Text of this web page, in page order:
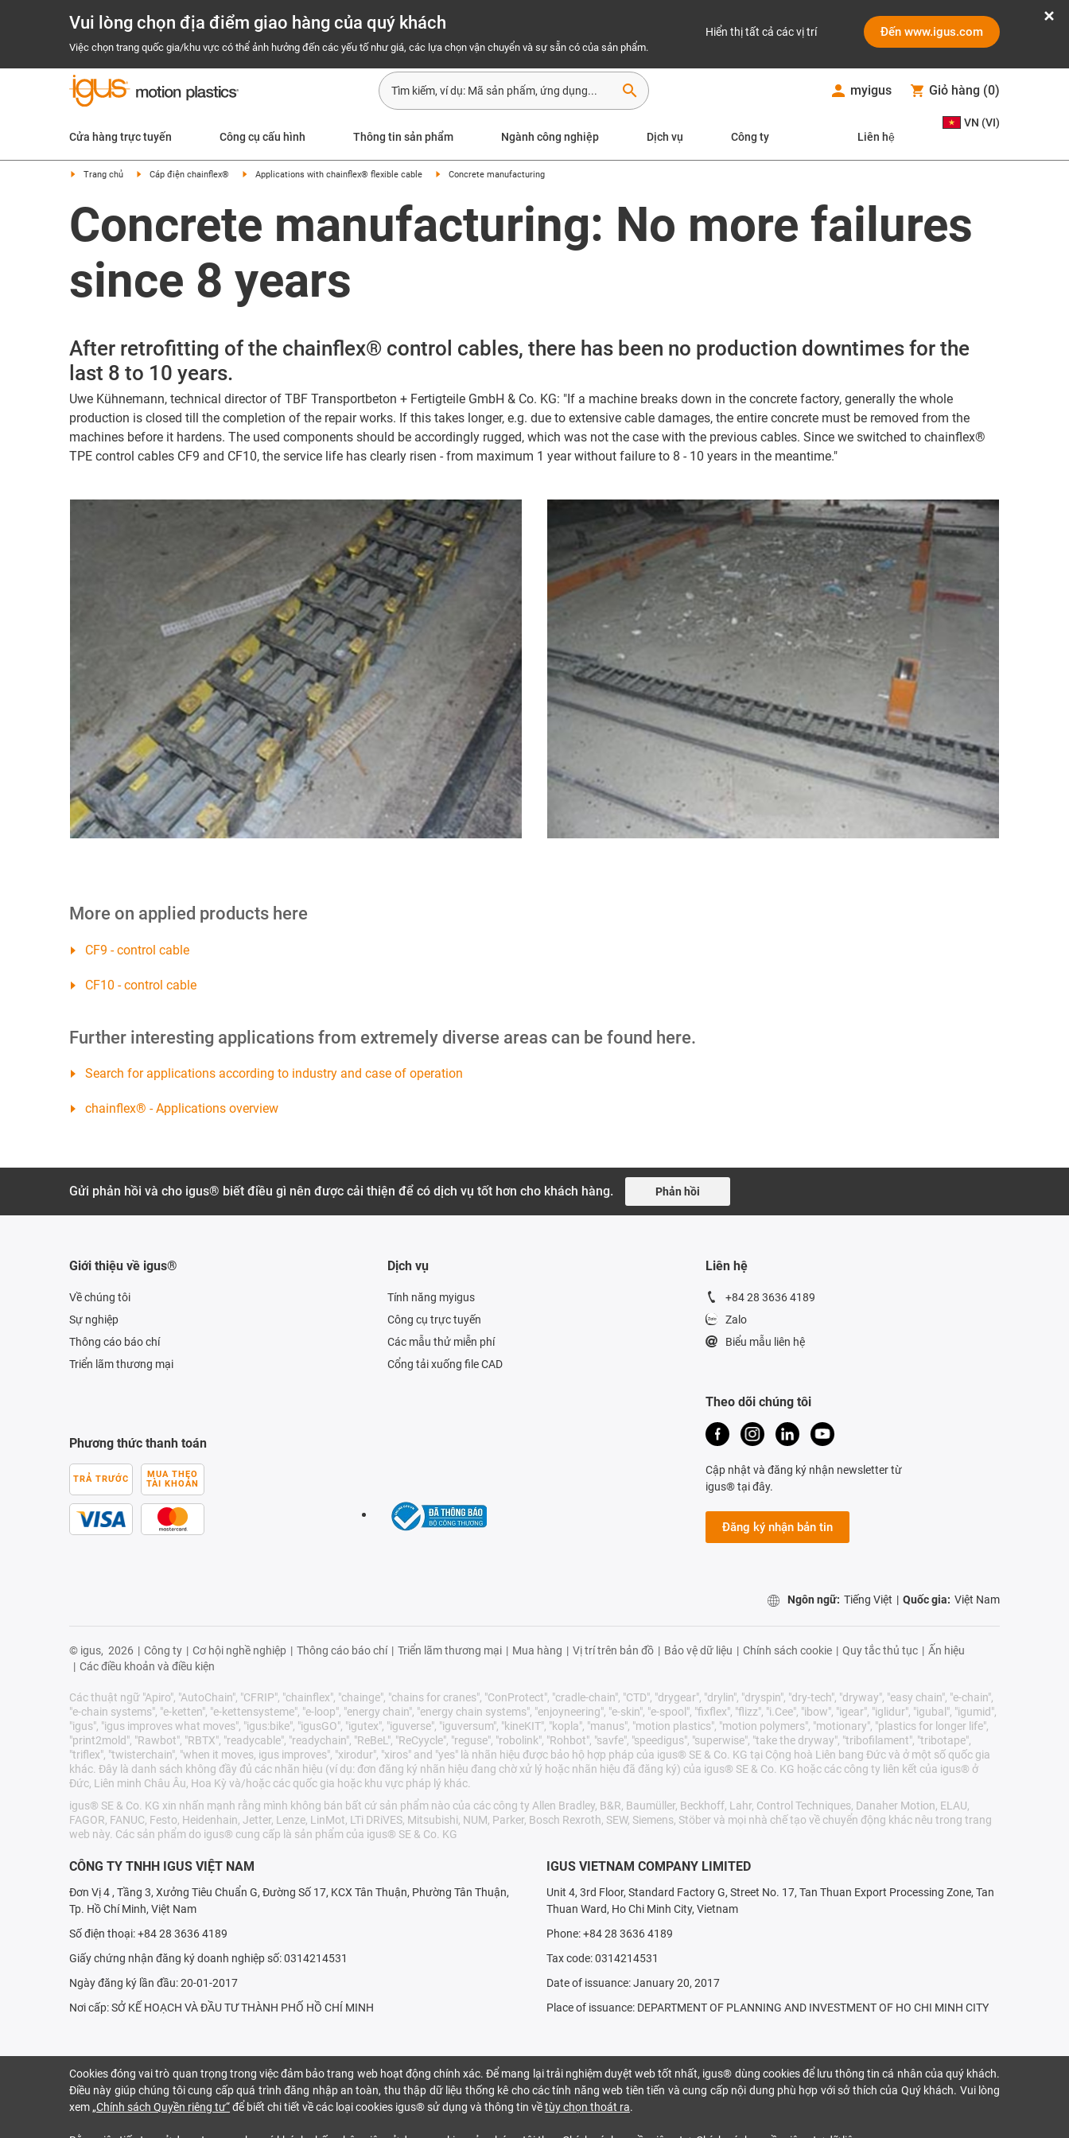
Vui lòng chọn địa điểm giao hàng của quý khách
Việc chọn trang quốc gia/khu vực có thể ảnh hưởng đến các yếu tố như giá, các lựa chọn vận chuyển và sự sẵn có của sản phẩm.
Hiển thị tất cả các vị trí Đến www.igus.com
search myigus Giỏ hàng (0)
Cửa hàng trực tuyến Công cụ cấu hình Thông tin sản phẩm Ngành công nghiệp Dịch vụ Công ty Liên hệ
VN (VI)
Trang chủ Cáp điện chainflex® Applications with chainflex® flexible cable Concrete manufacturing
Concrete manufacturing: No more failures
since 8 years
After retrofitting of the chainflex® control cables, there has been no production downtimes for the
last 8 to 10 years.
Uwe Kühnemann, technical director of TBF Transportbeton + Fertigteile GmbH & Co. KG: "If a machine breaks down in the concrete factory, generally the whole
production is closed till the completion of the repair works. If this takes longer, e.g. due to extensive cable damages, the entire concrete must be removed from the
machines before it hardens. The used components should be accordingly rugged, which was not the case with the previous cables. Since we switched to chainflex®
TPE control cables CF9 and CF10, the service life has clearly risen - from maximum 1 year without failure to 8 - 10 years in the meantime."
More on applied products here
CF9 - control cable
CF10 - control cable
Further interesting applications from extremely diverse areas can be found here.
Search for applications according to industry and case of operation
chainflex® - Applications overview
Gửi phản hồi và cho igus® biết điều gì nên được cải thiện để có dịch vụ tốt hơn cho khách hàng. Phản hồi
Giới thiệu về igus®
Về chúng tôi
Sự nghiệp
Thông cáo báo chí
Triển lãm thương mại
Dịch vụ
Tính năng myigus
Công cụ trực tuyến
Các mẫu thử miễn phí
Cổng tải xuống file CAD
Liên hệ
+84 28 3636 4189
Zalo
Biểu mẫu liên hệ
Phương thức thanh toán
TRẢ TRƯỚC
MUA THEO
TÀI KHOẢN
Theo dõi chúng tôi
Cập nhật và đăng ký nhận newsletter từ
igus® tại đây.
Đăng ký nhận bản tin
Ngôn ngữ: Tiếng Việt | Quốc gia: Việt Nam
© igus, 2026 | Công ty | Cơ hội nghề nghiệp | Thông cáo báo chí | Triển lãm thương mại | Mua hàng | Vị trí trên bản đồ | Bảo vệ dữ liệu | Chính sách cookie | Quy tắc thủ tục | Ấn hiệu
| Các điều khoản và điều kiện
Các thuật ngữ "Apiro", "AutoChain", "CFRIP", "chainflex", "chainge", "chains for cranes", "ConProtect", "cradle-chain", "CTD", "drygear", "drylin", "dryspin", "dry-tech", "dryway", "easy chain", "e-chain",
"e-chain systems", "e-ketten", "e-kettensysteme", "e-loop", "energy chain", "energy chain systems", "enjoyneering", "e-skin", "e-spool", "fixflex", "flizz", "i.Cee", "ibow", "igear", "iglidur", "igubal", "igumid",
"igus", "igus improves what moves", "igus:bike", "igusGO", "igutex", "iguverse", "iguversum", "kineKIT", "kopla", "manus", "motion plastics", "motion polymers", "motionary", "plastics for longer life",
"print2mold", "Rawbot", "RBTX", "readycable", "readychain", "ReBeL", "ReCyycle", "reguse", "robolink", "Rohbot", "savfe", "speedigus", "superwise", "take the dryway", "tribofilament", "tribotape",
"triflex", "twisterchain", "when it moves, igus improves", "xirodur", "xiros" and "yes" là nhãn hiệu được bảo hộ hợp pháp của igus® SE & Co. KG tại Cộng hoà Liên bang Đức và ở một số quốc gia
khác. Đây là danh sách không đầy đủ các nhãn hiệu (ví dụ: đơn đăng ký nhãn hiệu đang chờ xử lý hoặc nhãn hiệu đã đăng ký) của igus® SE & Co. KG hoặc các công ty liên kết của igus® ở
Đức, Liên minh Châu Âu, Hoa Kỳ và/hoặc các quốc gia hoặc khu vực pháp lý khác.
igus® SE & Co. KG xin nhấn mạnh rằng mình không bán bất cứ sản phẩm nào của các công ty Allen Bradley, B&R, Baumüller, Beckhoff, Lahr, Control Techniques, Danaher Motion, ELAU,
FAGOR, FANUC, Festo, Heidenhain, Jetter, Lenze, LinMot, LTi DRiVES, Mitsubishi, NUM, Parker, Bosch Rexroth, SEW, Siemens, Stöber và mọi nhà chế tạo về chuyển động khác nêu trong trang
web này. Các sản phẩm do igus® cung cấp là sản phẩm của igus® SE & Co. KG
CÔNG TY TNHH IGUS VIỆT NAM
Đơn Vị 4 , Tầng 3, Xưởng Tiêu Chuẩn G, Đường Số 17, KCX Tân Thuận, Phường Tân Thuận,
Tp. Hồ Chí Minh, Việt Nam
Số điện thoại: +84 28 3636 4189
Giấy chứng nhận đăng ký doanh nghiệp số: 0314214531
Ngày đăng ký lần đầu: 20-01-2017
Nơi cấp: SỞ KẾ HOẠCH VÀ ÐẦU TƯ THÀNH PHỐ HỒ CHÍ MINH
IGUS VIETNAM COMPANY LIMITED
Unit 4, 3rd Floor, Standard Factory G, Street No. 17, Tan Thuan Export Processing Zone, Tan
Thuan Ward, Ho Chi Minh City, Vietnam
Phone: +84 28 3636 4189
Tax code: 0314214531
Date of issuance: January 20, 2017
Place of issuance: DEPARTMENT OF PLANNING AND INVESTMENT OF HO CHI MINH CITY
Cookies đóng vai trò quan trọng trong việc đảm bảo trang web hoạt động chính xác. Để mang lại trải nghiệm duyệt web tốt nhất, igus® dùng cookies để lưu thông tin cá nhân của quý khách.
Điều này giúp chúng tôi cung cấp quá trình đăng nhập an toàn, thu thập dữ liệu thống kê cho các tính năng web tiên tiến và cung cấp nội dung phù hợp với sở thích của Quý khách. Vui lòng
xem „Chính sách Quyền riêng tư“để biết chi tiết về các loại cookies igus® sử dụng và thông tin vềtùy chọn thoát ra.